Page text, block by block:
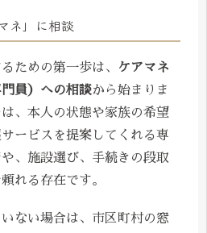
ネ」に相談
ための第一歩は、
ケアマネ
員）への相談から始まりま
、本人の状態や家族の希望
ービスを提案してくれる専
、施設選び、手続きの段取
れる存在です。
ない場合は、市区町村の窓